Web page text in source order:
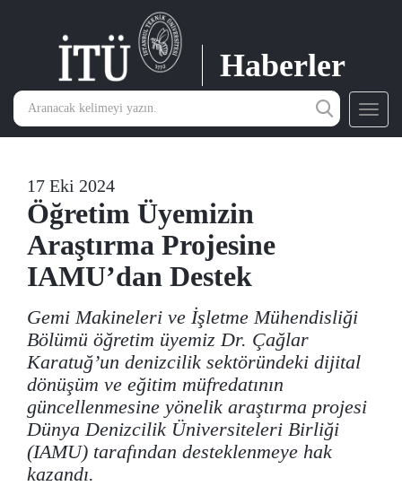
Haberler
17 Eki 2024
Öğretim Üyemizin
Araştırma Projesine
IAMU’dan Destek
Gemi Makineleri ve İşletme Mühendisliği
Bölümü öğretim üyemiz Dr. Çağlar
Karatuğ’un denizcilik sektöründeki dijital
dönüşüm ve eğitim müfredatının
güncellenmesine yönelik araştırma projesi
Dünya Denizcilik Üniversiteleri Birliği
(IAMU) tarafından desteklenmeye hak
kazandı.